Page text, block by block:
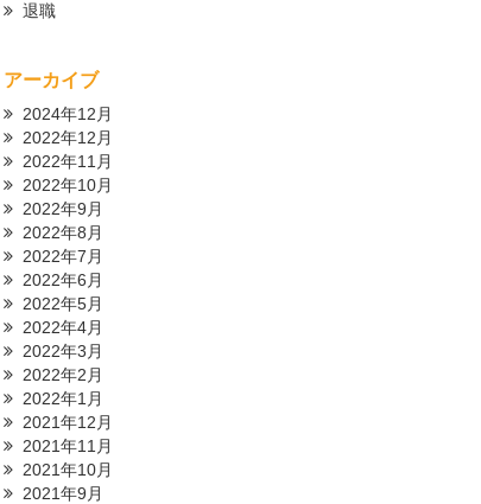
退職
アーカイブ
2024年12月
2022年12月
2022年11月
2022年10月
2022年9月
2022年8月
2022年7月
2022年6月
2022年5月
2022年4月
2022年3月
2022年2月
2022年1月
2021年12月
2021年11月
2021年10月
2021年9月